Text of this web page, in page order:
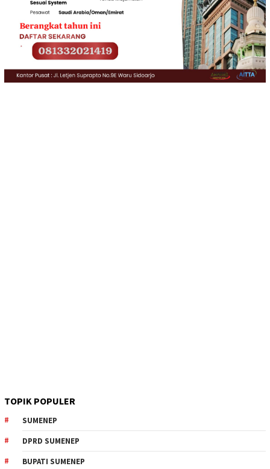
TOPIK POPULER
SUMENEP
DPRD SUMENEP
BUPATI SUMENEP